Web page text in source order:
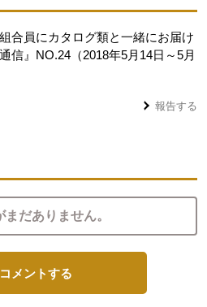
合員にカタログ類と一緒にお届け
信』NO.24（2018年5月14日～5月
報告する
まだありません。
コメントする